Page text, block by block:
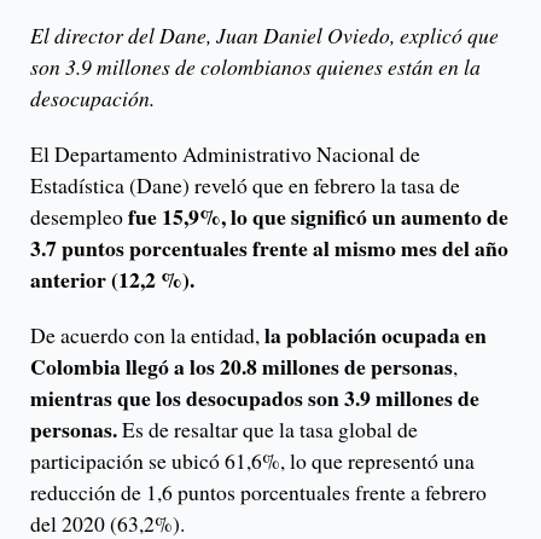
El director del Dane, Juan Daniel Oviedo, explicó que
son 3.9 millones de colombianos quienes están en la
desocupación.
El Departamento Administrativo Nacional de
Estadística (Dane) reveló que en febrero la tasa de
desempleofue 15,9%, lo que significó un aumento de
3.7 puntos porcentuales frente al mismo mes del año
anterior (12,2 %).
De acuerdo con la entidad,la población ocupada en
Colombia llegó a los 20.8 millones de personas,
mientras que los desocupados son 3.9 millones de
personas.Es de resaltar que la tasa global de
participación se ubicó 61,6%, lo que representó una
reducción de 1,6 puntos porcentuales frente a febrero
del 2020 (63,2%).